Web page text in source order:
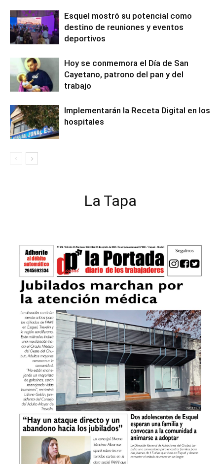
Esquel mostró su potencial como
destino de reuniones y eventos
deportivos
Hoy se conmemora el Día de San
Cayetano, patrono del pan y del
trabajo
Implementarán la Receta Digital en los
hospitales
La Tapa